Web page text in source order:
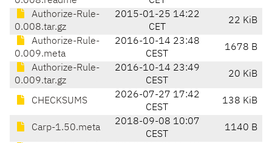
Authorize-Rule-
0.008.tar.gz
2015-01-25 14:22
CET
22 KiB
Authorize-Rule-
0.009.meta
2016-10-14 23:48
CEST
1678 B
Authorize-Rule-
0.009.tar.gz
2016-10-14 23:49
CEST
20 KiB
CHECKSUMS
2026-07-27 17:42
CEST
138 KiB
Carp-1.50.meta
2018-09-08 10:07
CEST
1140 B